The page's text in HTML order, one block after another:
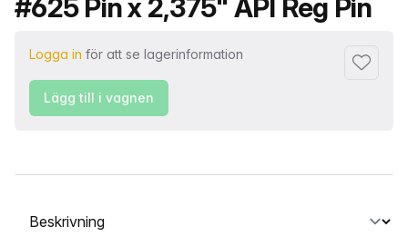
#625 Pin x 2,375" API Reg Pin
Logga in för att se lagerinformation
Lägg
Lägg till i vagnen
Välj en flik